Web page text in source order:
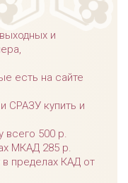
и
есть на сайте
СРАЗУ купить и
всего 500 р.
МКАД 285 р.
пределах КАД от